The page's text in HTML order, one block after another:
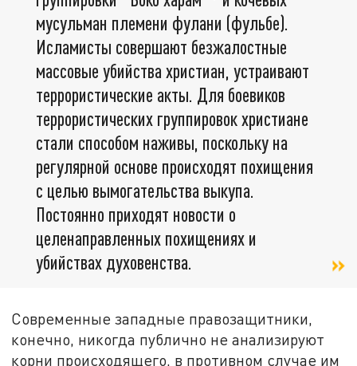
мусульман племени фулани (фульбе).
Исламисты совершают безжалостные
массовые убийства христиан, устраивают
террористические акты. Для боевиков
террористических группировок христиане
стали способом наживы, поскольку на
регулярной основе происходят похищения
с целью вымогательства выкупа.
Постоянно приходят новости о
целенаправленных похищениях и
убийствах духовенства.
Современные западные правозащитники,
конечно, никогда публично не анализируют
корни происходящего, в противном случае им